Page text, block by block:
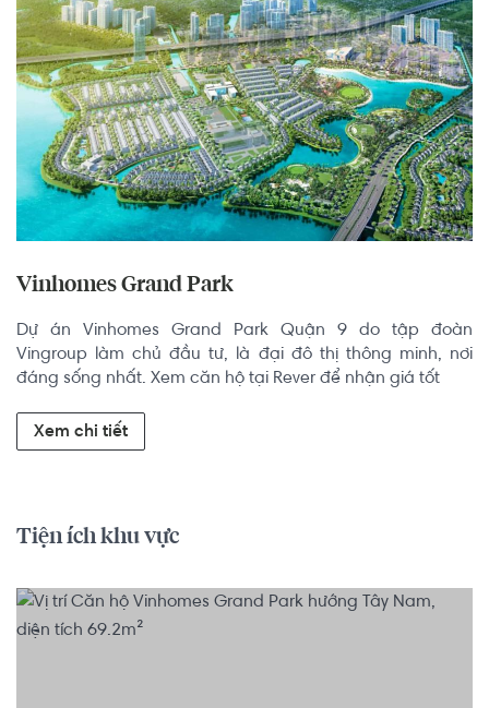
Vinhomes Grand Park
Dự án Vinhomes Grand Park Quận 9 do tập đoàn
Vingroup làm chủ đầu tư, là đại đô thị thông minh, nơi
đáng sống nhất. Xem căn hộ tại Rever để nhận giá tốt
Xem chi tiết
Tiện ích khu vực